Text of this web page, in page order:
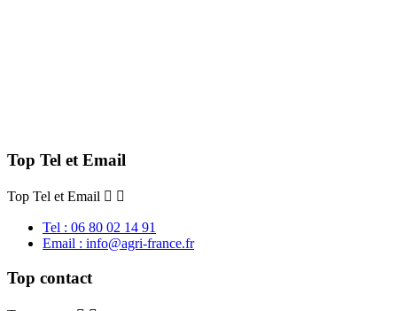
Top Tel et Email
Top Tel et Email  
Tel : 06 80 02 14 91
Email : info@agri-france.fr
Top contact